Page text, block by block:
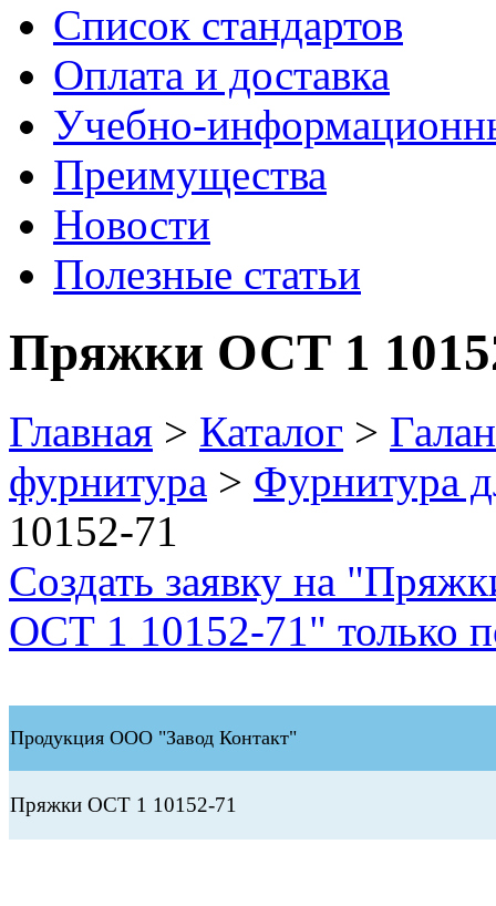
Список стандартов
Оплата и доставка
Учебно-
Преимущества
Новости
Полезные статьи
Пряжки ОСТ 1
Главная > Каталог >
фурнитура > Фурнитура
10152-71
Создать заявку на
ОСТ 1 10152-71" только
Продукция ООО "Завод Контакт"
Пряжки ОСТ 1 10152-71